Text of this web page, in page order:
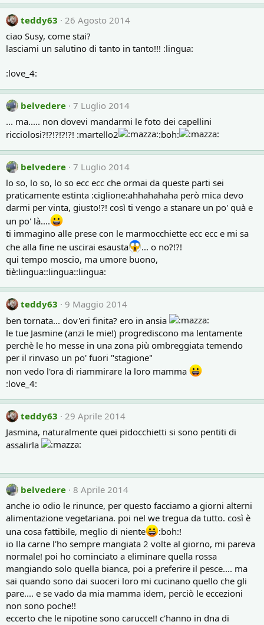
teddy63
26 Agosto 2014
ciao Susy, come stai?
lasciami un salutino di tanto in tanto!!! :lingua:
:love_4:
belvedere 7 Luglio 2014
... ma..... non dovevi mandarmi le foto dei capellini
ricciolosi?!?!?!?!?! :martello2
:boh:
belvedere 7 Luglio 2014
lo so, lo so, lo so ecc ecc che ormai da queste parti sei
praticamente estinta :ciglione:ahhahahaha però mica devo
darmi per vinta, giusto!?! così ti vengo a stanare un po' quà e
un po' là....
ti immagino alle prese con le marmocchiette ecc ecc e mi sa
che alla fine ne uscirai esausta
... o no?!?!
qui tempo moscio, ma umore buono,
tiè:lingua::lingua::lingua:
teddy63
9 Maggio 2014
ben tornata... dov'eri finita? ero in ansia
le tue Jasmine (anzi le mie!) progrediscono ma lentamente
perchè le ho messe in una zona più ombreggiata temendo
per il rinvaso un po' fuori "stagione"
non vedo l'ora di riammirare la loro mamma
:love_4:
teddy63
29 Aprile 2014
Jasmina, naturalmente quei pidocchietti si sono pentiti di
assalirla
belvedere 8 Aprile 2014
anche io odio le rinunce, per questo facciamo a giorni alterni
alimentazione vegetariana. poi nel we tregua da tutto. così è
una cosa fattibile, meglio di niente
:boh:!
io lla carne l'ho sempre mangiata 2 volte al giorno, mi pareva
normale! poi ho cominciato a eliminare quella rossa
mangiando solo quella bianca, poi a preferire il pesce.... ma
sai quando sono dai suoceri loro mi cucinano quello che gli
pare.... e se vado da mia mamma idem, perciò le eccezioni
non sono poche!!
eccerto che le nipotine sono carucce!! c'hanno in dna di